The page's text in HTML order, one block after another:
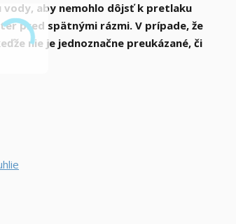
aby nemohlo dôjsť k pretlaku
pred spätnými rázmi. V prípade, že
nie je jednoznačne preukázané, či